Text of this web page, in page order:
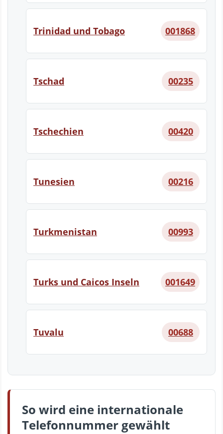
Trinidad und Tobago 001868
Tschad 00235
Tschechien 00420
Tunesien 00216
Turkmenistan 00993
Turks und Caicos Inseln 001649
Tuvalu 00688
So wird eine internationale
Telefonnummer gewählt